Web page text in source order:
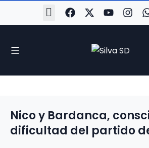
Nico y Bardanca,
dificultad del partido